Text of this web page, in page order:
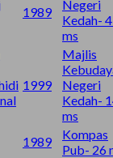
1989
Negeri
Kedah-
ms
1999
Majlis
Negeri
Kedah-
ms
1989
Kompas
Pub- 26